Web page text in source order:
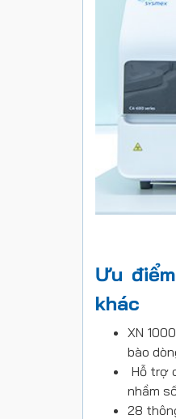
Ưu
khác
XN
bào
Hỗ trợ
nhầm
28